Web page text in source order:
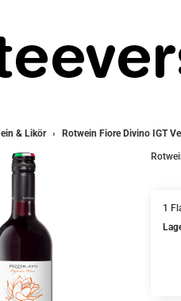
& Likör Rotwein Fiore Divino IGT
1